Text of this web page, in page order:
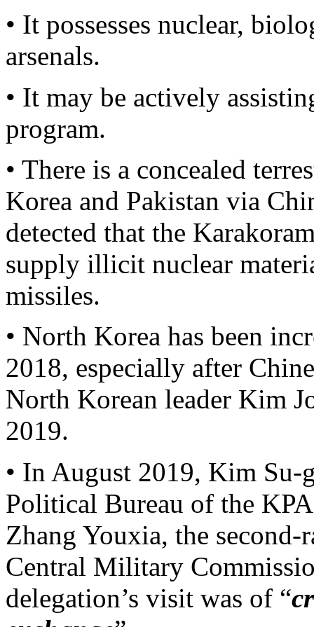
• It possesses nuclear,
arsenals.
• It may be actively
program.
• There is a concealed
Korea and Pakistan via
detected that the
supply illicit nuclear
missiles.
• North Korea has been
2018, especially after
North Korean leader Kim
2019.
• In August 2019, Kim
Political Bureau of the
Zhang Youxia, the
Central Military
delegation’s visit was of “